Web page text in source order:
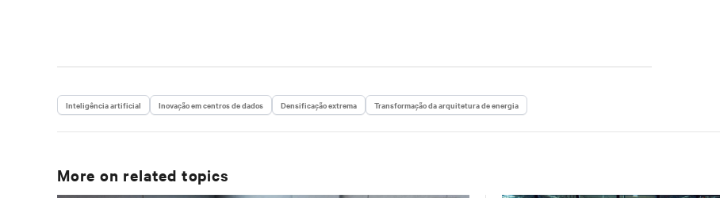
Inteligência artificial Inovação em centros de dados Densificação extrema Transformação da arquitetura de energia
More on related topics